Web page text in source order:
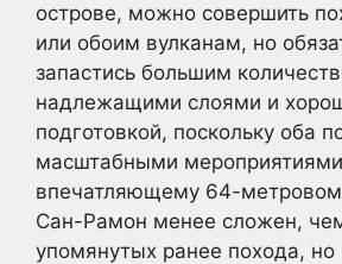
острове, можно совершить
или обоим вулканам, но
запастись большим
надлежащими слоями и
подготовкой, поскольку оба
масштабными
впечатляющему 64-
Сан-Рамон менее сложен,
упомянутых ранее похода,